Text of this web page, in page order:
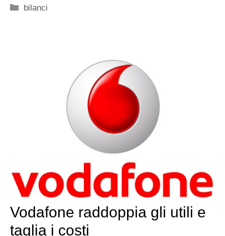
Categorie
bilanci
Vodafone raddoppia gli utili e
taglia i costi